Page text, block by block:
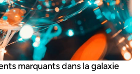
marquants dans la galaxie